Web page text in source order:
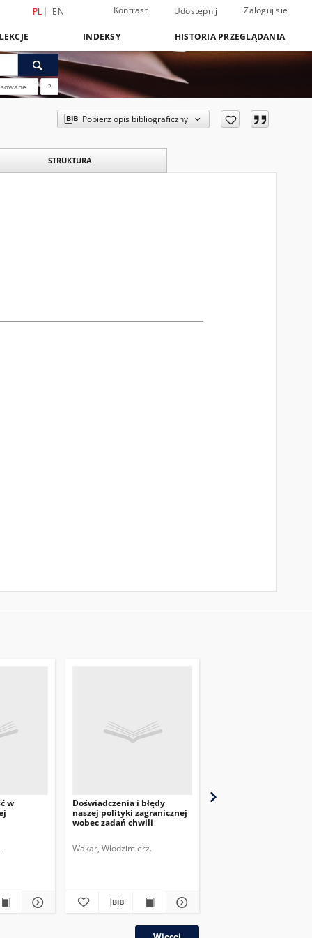
PL EN Kontrast Udostępnij Zaloguj się
INDEKSY HISTORIA PRZEGLĄDANIA
?
Pobierz opis bibliograficzny
STRUKTURA
w
Doświadczenia i błędy
naszej polityki zagranicznej
wobec zadań chwili
Wakar, Włodzimierz.